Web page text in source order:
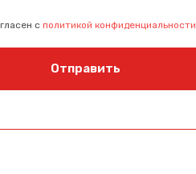
с политикой конфиденциальности
Отправить